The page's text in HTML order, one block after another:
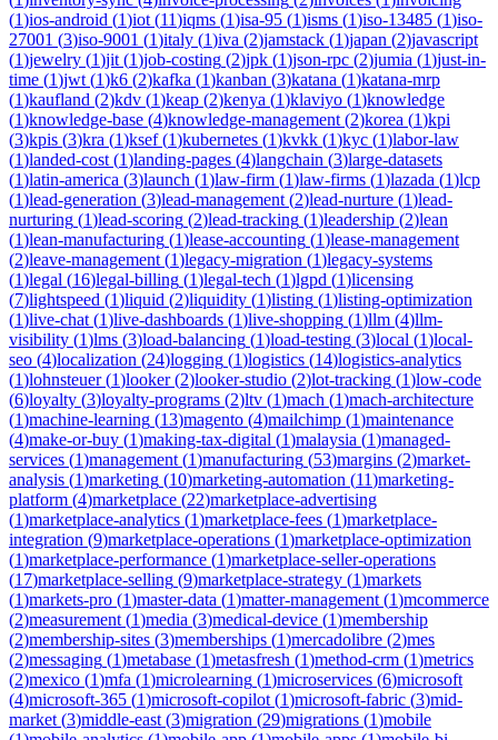
(1)ios-android (1)iot (11)iqms (1)isa-95 (1)isms (1)iso-13485 (1)iso-
27001 (3)iso-9001 (1)italy (1)iva (2)jamstack (1)japan (2)javascript
(1)jewelry (1)jit (1)job-costing (2)jpk (1)json-rpc (2)jumia (1)just-in-
time (1)jwt (1)k6 (2)kafka (1)kanban (3)katana (1)katana-mrp
(1)kaufland (2)kdv (1)keap (2)kenya (1)klaviyo (1)knowledge
(1)knowledge-base (4)knowledge-management (2)korea (1)kpi
(3)kpis (3)kra (1)ksef(1)kubernetes (1)kvkk (1)kyc (1)labor-law
(1)landed-cost (1)landing-pages (4)langchain (3)large-datasets
(1)latin-america (3)launch (1)law-firm (1)law-firms (1)lazada (1)lcp
(1)lead-generation (3)lead-management (2)lead-nurture (1)lead-
nurturing (1)lead-scoring (2)lead-tracking (1)leadership (2)lean
(1)lean-manufacturing (1)lease-accounting (1)lease-management
(2)leave-management (1)legacy-migration (1)legacy-systems
(1)legal (16)legal-billing (1)legal-tech (1)lgpd (1)licensing
(7)lightspeed (1)liquid (2)liquidity (1)listing (1)listing-optimization
(1)live-chat (1)live-dashboards (1)live-shopping (1)llm (4)llm-
visibility (1)lms (3)load-balancing (1)load-testing (3)local (1)local-
seo (4)localization (24)logging (1)logistics (14)logistics-analytics
(1)lohnsteuer(1)looker(2)looker-studio (2)lot-tracking (1)low-code
(6)loyalty (3)loyalty-programs (2)ltv (1)mach (1)mach-architecture
(1)machine-learning (13)magento (4)mailchimp (1)maintenance
(4)make-or-buy (1)making-tax-digital (1)malaysia (1)managed-
services (1)management (1)manufacturing (53)margins (2)market-
analysis (1)marketing (10)marketing-automation (11)marketing-
platform (4)marketplace (22)marketplace-advertising
(1)marketplace-analytics (1)marketplace-fees (1)marketplace-
integration (9)marketplace-operations (1)marketplace-optimization
(1)marketplace-performance (1)marketplace-seller-operations
(17)marketplace-selling (9)marketplace-strategy (1)markets
(1)markets-pro (1)master-data (1)matter-management (1)mcommerce
(2)measurement (1)media (3)medical-device (1)membership
(2)membership-sites (3)memberships (1)mercadolibre (2)mes
(2)messaging (1)metabase (1)metasfresh (1)method-crm (1)metrics
(2)mexico (1)mfa (1)microlearning (1)microservices (6)microsoft
(4)microsoft-365 (1)microsoft-copilot (1)microsoft-fabric (3)mid-
market (3)middle-east (3)migration (29)migrations (1)mobile